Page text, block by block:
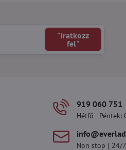
"Iratkozz
fel"
919 060 751
Hétfő - Péntek:
Non stop ( 24/